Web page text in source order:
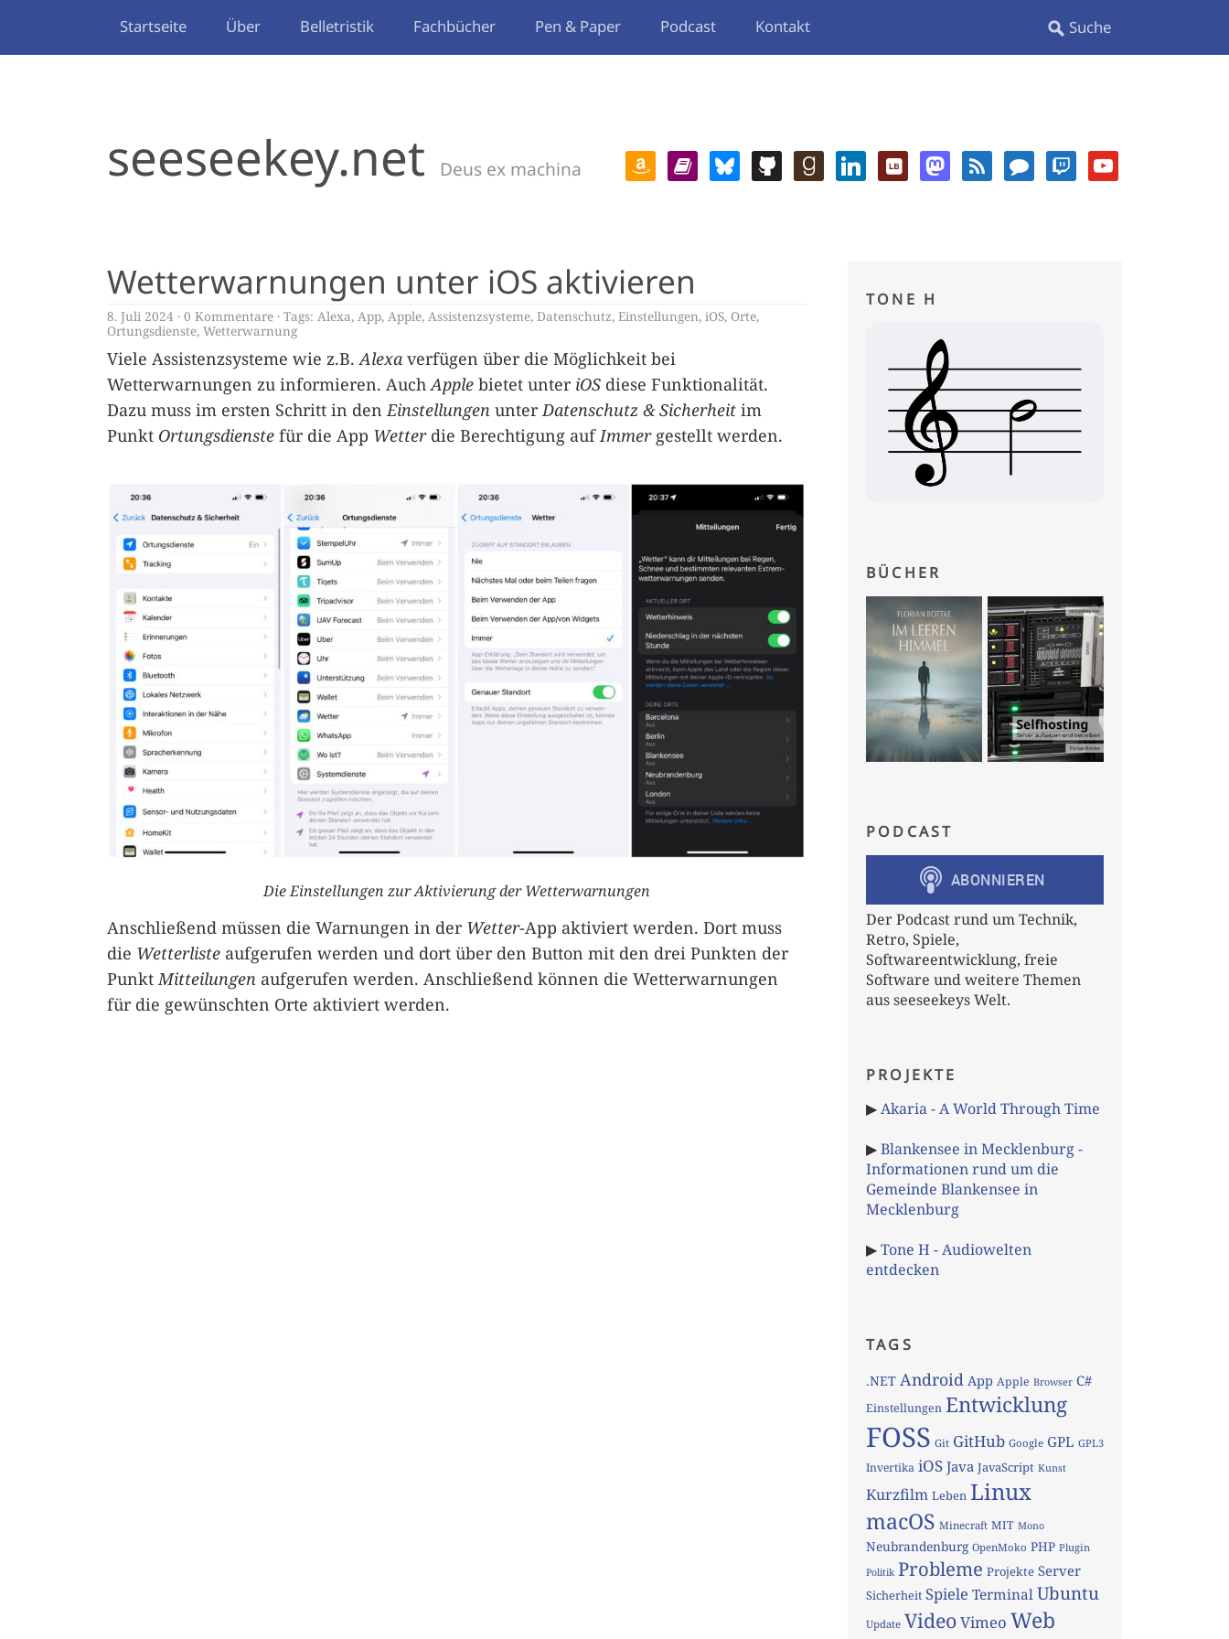
Startseite Über Belletristik Fachbücher Pen & Paper Podcast Kontakt
seeseekey.net Deus ex machina
Wetterwarnungen unter iOS aktivieren
8. Juli 2024 0 Kommentare Tags: Alexa, App, Apple, Assistenzsysteme, Datenschutz, Einstellungen, iOS, Orte,
Ortungsdienste, Wetterwarnung
Viele Assistenzsysteme wie z.B.Alexa verfügen über die Möglichkeit bei
Wetterwarnungen zu informieren. AuchApple bietet unter iOS diese Funktionalität.
Dazu muss im ersten Schritt in denEinstellungen unterDatenschutz & Sicherheit im
Punkt Ortungsdienste für die App Wetterdie Berechtigung aufImmergestellt werden.
Die Einstellungen zur Aktivierung der Wetterwarnungen
Anschließend müssen die Warnungen in der Wetter-App aktiviert werden. Dort muss
die Wetterliste aufgerufen werden und dort über den Button mit den drei Punkten der
PunktMitteilungen aufgerufen werden. Anschließend können die Wetterwarnungen
für die gewünschten Orte aktiviert werden.
TONE H
BÜCHER
PODCAST
Der Podcast rund um Technik,
Retro, Spiele,
Softwareentwicklung, freie
Software und weitere Themen
aus seeseekeys Welt.
PROJEKTE
▶Akaria - A World Through Time
▶Blankensee in Mecklenburg -
Informationen rund um die
Gemeinde Blankensee in
Mecklenburg
▶Tone H - Audiowelten
entdecken
TAGS
.NET Android App Apple Browser C#
Einstellungen Entwicklung
FOSS Git GitHub Google GPL GPL3
Invertika iOS Java JavaScript Kunst
Kurzfilm Leben Linux
macOS Minecraft MIT Mono
Neubrandenburg OpenMoko PHP Plugin
Politik Probleme Projekte Server
Sicherheit Spiele TerminalUbuntu
Update VideoVimeo Web